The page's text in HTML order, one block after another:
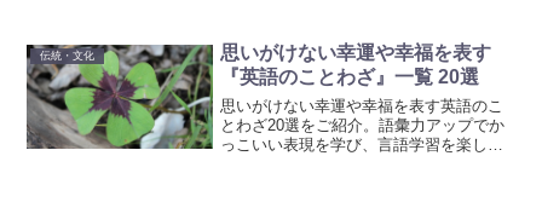
のリズムと生命の再生を祝福しましょ
う。
伝統・文化
思いがけない幸運や幸福を表す
『英語のことわざ』一覧 20選
思いがけない幸運や幸福を表す英語のこ
とわざ20選をご紹介。語彙力アップでか
っこいい表現を学び、言語学習を楽しく